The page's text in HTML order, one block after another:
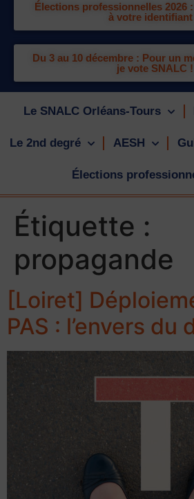
Élections professionnelles 2026
à votre identifiant
Du 3 au 10 décembre : Pour un
je vote SNALC !
Le SNALC Orléans-Tours
Le 2nd degré AESH
Élections
Étiquette :
propagande
[Loiret]
PAS : l’envers du